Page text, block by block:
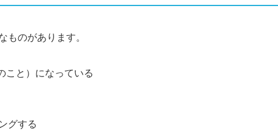
のがあります。
こと）になっている
グする